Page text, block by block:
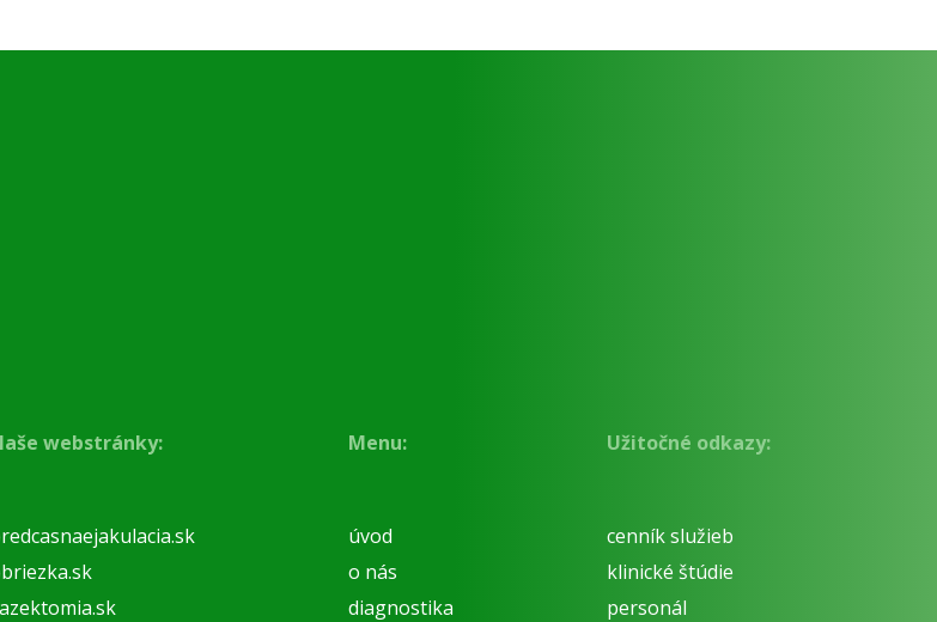
webstránky: Menu:
úvod
o nás
diagnostika
Užitočné odkazy:
cenník služieb
klinické štúdie
personál